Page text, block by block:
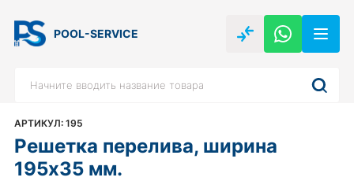
POOL-SERVICE
АРТИКУЛ: 195
Решетка перелива, ширина
195х35 мм.